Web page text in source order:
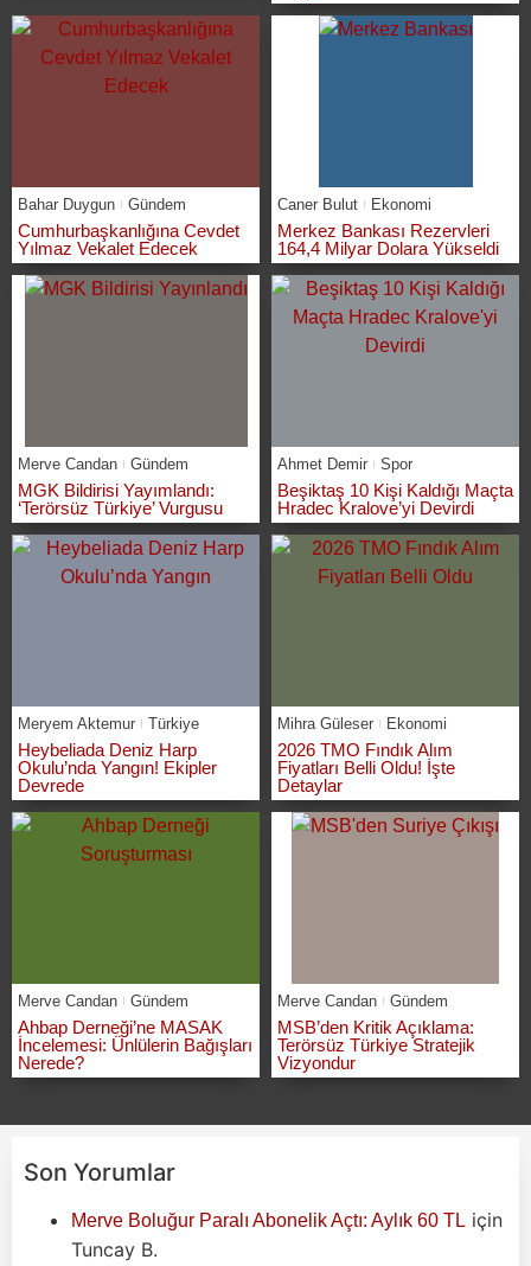
Bahar Duygun Gündem
Cumhurbaşkanlığına Cevdet
Yılmaz Vekalet Edecek
Caner Bulut Ekonomi
Merkez Bankası Rezervleri
164,4 Milyar Dolara Yükseldi
Merve Candan Gündem
MGK Bildirisi Yayımlandı:
‘Terörsüz Türkiye’ Vurgusu
Ahmet Demir Spor
Beşiktaş 10 Kişi Kaldığı Maçta
Hradec Kralove’yi Devirdi
Meryem Aktemur Türkiye
Heybeliada Deniz Harp
Okulu’nda Yangın! Ekipler
Devrede
Mihra Güleser Ekonomi
2026 TMO Fındık Alım
Fiyatları Belli Oldu! İşte
Detaylar
Merve Candan Gündem
Ahbap Derneği’ne MASAK
İncelemesi: Ünlülerin Bağışları
Nerede?
Merve Candan Gündem
MSB’den Kritik Açıklama:
Terörsüz Türkiye Stratejik
Vizyondur
Son Yorumlar
Merve Boluğur Paralı Abonelik Açtı: Aylık 60 TL için
Tuncay B.